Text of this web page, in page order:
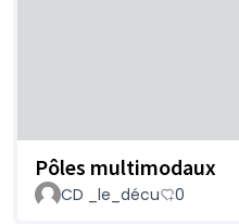
Pôles multimodaux
CD _le_décu
0